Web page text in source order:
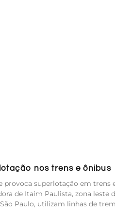
nos trens e ônibus
provoca superlotação em trens
de Itaim Paulista, zona leste
Paulo, utilizam linhas de trem